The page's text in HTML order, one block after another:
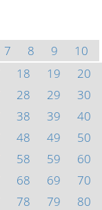
7 8 9
10
18 19
20
28 29
30
38 39
40
48 49
50
58 59
60
68 69
70
78 79
80